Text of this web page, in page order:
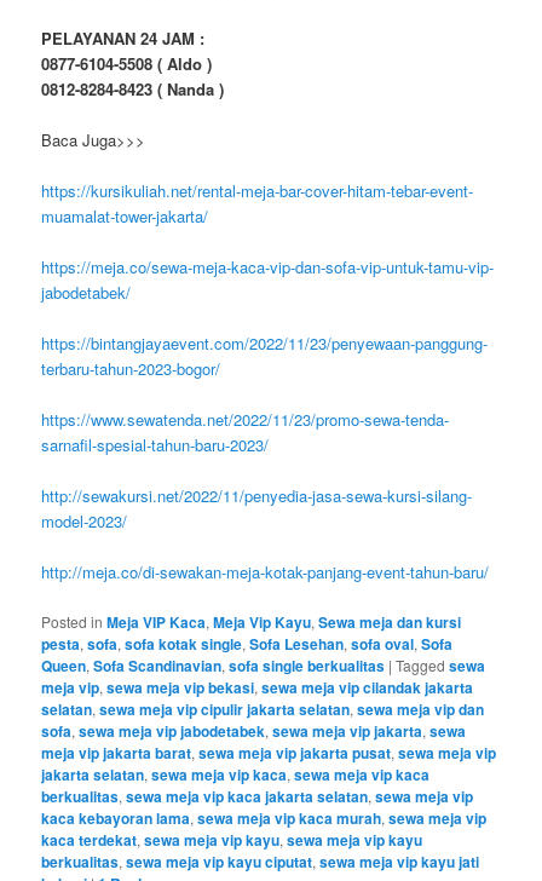
PELAYANAN 24 JAM :
0877-6104-5508 ( Aldo )
0812-8284-8423 ( Nanda )
Baca Juga>>>
https://kursikuliah.net/rental-meja-bar-cover-hitam-tebar-event-
muamalat-tower-jakarta/
https://meja.co/sewa-meja-kaca-vip-dan-sofa-vip-untuk-tamu-vip-
jabodetabek/
https://bintangjayaevent.com/2022/11/23/penyewaan-panggung-
terbaru-tahun-2023-bogor/
https://www.sewatenda.net/2022/11/23/promo-sewa-tenda-
sarnafil-spesial-tahun-baru-2023/
http://sewakursi.net/2022/11/penyedia-jasa-sewa-kursi-silang-
model-2023/
http://meja.co/di-sewakan-meja-kotak-panjang-event-tahun-baru/
Posted in Meja VIP Kaca,Meja Vip Kayu,Sewa meja dan kursi
pesta,sofa,sofa kotak single,Sofa Lesehan,sofa oval,Sofa
Queen,Sofa Scandinavian,sofa single berkualitas |Tagged sewa
meja vip,sewa meja vip bekasi,sewa meja vip cilandak jakarta
selatan,sewa meja vip cipulir jakarta selatan,sewa meja vip dan
sofa,sewa meja vip jabodetabek,sewa meja vip jakarta,sewa
meja vip jakarta barat,sewa meja vip jakarta pusat,sewa meja vip
jakarta selatan,sewa meja vip kaca,sewa meja vip kaca
berkualitas,sewa meja vip kaca jakarta selatan,sewa meja vip
kaca kebayoran lama,sewa meja vip kaca murah,sewa meja vip
kaca terdekat,sewa meja vip kayu,sewa meja vip kayu
berkualitas,sewa meja vip kayu ciputat,sewa meja vip kayu jati